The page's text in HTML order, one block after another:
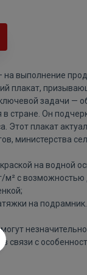
выполнение
плакат,
задачи —
стране. Он
Этот плакат
министерства
на водной
м² с возможностью
на подрамник.
в связи с